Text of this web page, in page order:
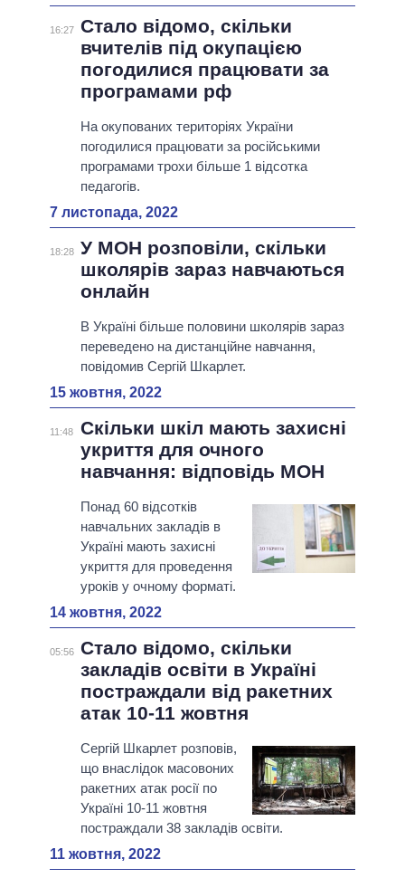
16:27 Стало відомо, скільки
вчителів під окупацією
погодилися працювати за
програмами рф
На окупованих територіях України
погодилися працювати за російськими
програмами трохи більше 1 відсотка
педагогів.
7 листопада, 2022
18:28 У МОН розповіли, скільки
школярів зараз навчаються
онлайн
В Україні більше половини школярів зараз
переведено на дистанційне навчання,
повідомив Сергій Шкарлет.
15 жовтня, 2022
11:48
Скільки шкіл мають захисні
укриття для очного
навчання: відповідь МОН
Понад 60 відсотків
навчальних закладів в
Україні мають захисні
укриття для проведення
уроків у очному форматі.
14 жовтня, 2022
05:56 Стало відомо, скільки
закладів освіти в Україні
постраждали від ракетних
атак 10-11 жовтня
Сергій Шкарлет розповів,
що внаслідок масовоних
ракетних атак росії по
Україні 10-11 жовтня
постраждали 38 закладів освіти.
11 жовтня, 2022